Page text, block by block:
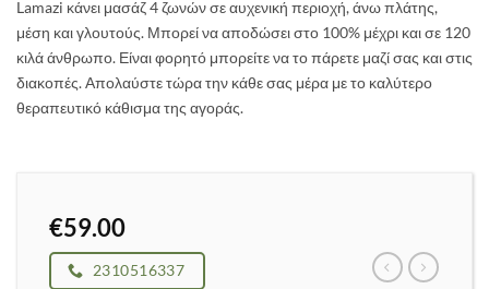
Lamazi κάνει μασάζ 4 ζωνών σε αυχενική περιοχή, άνω πλάτης,
μέση και γλουτούς. Μπορεί να αποδώσει στο 100% μέχρι και σε 120
κιλά άνθρωπο. Είναι φορητό μπορείτε να το πάρετε μαζί σας και στις
διακοπές. Απολαύστε τώρα την κάθε σας μέρα με το καλύτερο
θεραπευτικό κάθισμα της αγοράς.
€59.00
2310516337